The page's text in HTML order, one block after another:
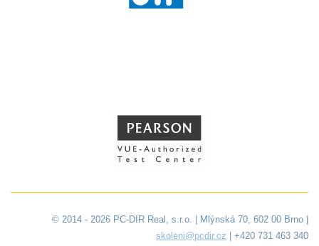
© 2014 - 2026 PC-DIR Real, s.r.o. | Mlýnská 70, 602 00 Brno |
skoleni@pcdir.cz | +420 731 463 340